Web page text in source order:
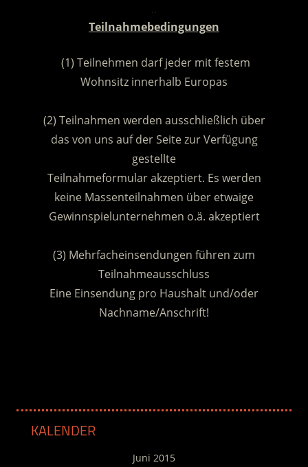
Teilnahmebedingungen
(1) Teilnehmen darf jeder mit festem
Wohnsitz innerhalb Europas
(2) Teilnahmen werden ausschließlich über
das von uns auf der Seite zur Verfügung
gestellte
Teilnahmeformular akzeptiert. Es werden
keine Massenteilnahmen über etwaige
Gewinnspielunternehmen o.ä. akzeptiert
(3) Mehrfacheinsendungen führen zum
Teilnahmeausschluss
Eine Einsendung pro Haushalt und/oder
Nachname/Anschrift!
KALENDER
Juni 2015